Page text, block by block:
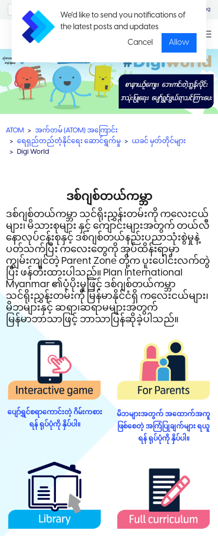
We'd like to send you notifications of
the latest posts and updates
Cancel
Allow
Eng
ATOM
အက်တမ် (ATOM) အကြောင်း
ရေရှည်တည်တံ့နိုင်ရေး ဆောင်ရွက်မှု
ယခင် မှတ်တိုင်များ
Digi World
ဒစ်ဂျစ်တယ်ကမ္ဘာ
ဒစ်ဂျစ်တယ်ကမ္ဘာ သင်ရိုးညွှန်းတမ်းကို ကလေးငယ်
များ၊ မိသားစုများ နှင့် ကျောင်းများအတွက် တယ်လီ
နောလုပ်ငန်းစုနှင့် ဒစ်ဂျစ်တယ်နည်းပညာသုံးစွဲမှုနဲ့
ပတ်သက်ပြီး ကလေးတွေကို အုပ်ထိန်းရာမှာ
ကျွမ်းကျင်တဲ့ Parent Zone တို့က ပူးပေါင်းလက်တွဲ
ပြီး ဖန်တီးထားပါသည်။ Plan International
Myanmar ၏ပံ့ပိုးမှုဖြင့် ဒစ်ဂျစ်တယ်ကမ္ဘာ
သင်ရိုးညွှန်းတမ်းကို မြန်မာနိုင်ငံရှိ ကလေးငယ်များ၊
မိဘများနှင့် ဆရာ၊ဆရာမများအတွက်
မြန်မာဘာသာဖြင့် ဘာသာပြန်ဆိုခဲ့ပါသည်။
ပျော်ရွှင်စရာကောင်းတဲ့ ဂိမ်းကစား
ရန် ရုပ်ပုံကို နှိပ်ပါ။
မိဘများအတွက် အထောက်အကူ
ဖြစ်စေတဲ့ အကြံပြုချက်များ ရယူ
ရန် ရုပ်ပုံကို နှိပ်ပါ။